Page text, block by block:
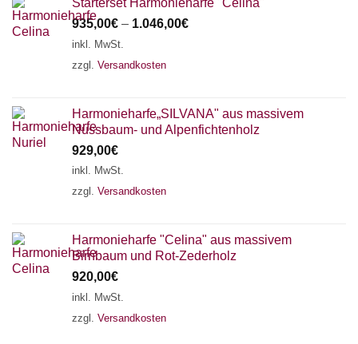
Starterset Harmonieharfe "Celina"
935,00€ – 1.046,00€
inkl. MwSt.
zzgl. Versandkosten
Harmonieharfe„SILVANA" aus massivem
Nussbaum- und Alpenfichtenholz
929,00€
inkl. MwSt.
zzgl. Versandkosten
Harmonieharfe "Celina" aus massivem
Birnbaum und Rot-Zederholz
920,00€
inkl. MwSt.
zzgl. Versandkosten